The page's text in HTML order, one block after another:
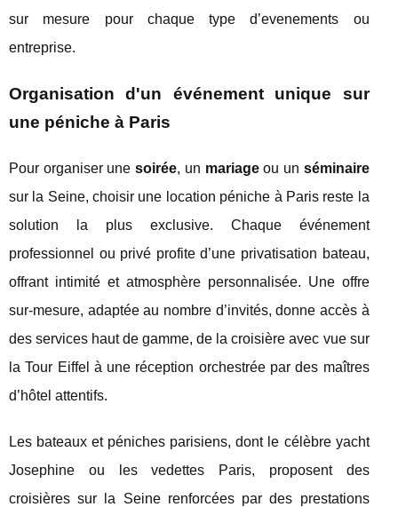
sur mesure pour chaque type d’evenements ou
entreprise.
Organisation d'un événement unique sur
une péniche à Paris
Pour organiser unesoirée, un mariageou un séminaire
sur la Seine, choisir une location péniche à Paris reste la
solution la plus exclusive. Chaque événement
professionnel ou privé profite d’une privatisation bateau,
offrant intimité et atmosphère personnalisée. Une offre
sur-mesure, adaptée au nombre d’invités, donne accès à
des services haut de gamme, de la croisière avec vue sur
la Tour Eiffel à une réception orchestrée par des maîtres
d’hôtel attentifs.
Les bateaux et péniches parisiens, dont le célèbre yacht
Josephine ou les vedettes Paris, proposent des
croisières sur la Seine renforcées par des prestations